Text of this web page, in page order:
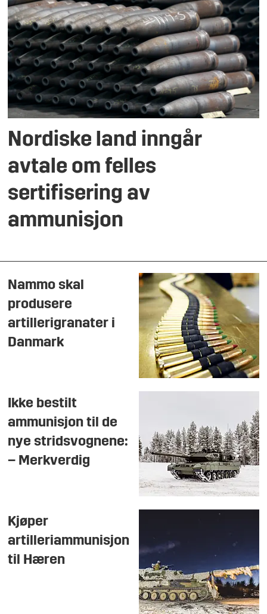
Nordiske land inngår
avtale om felles
sertifisering av
ammunisjon
Nammo skal
produsere
artillerigranater i
Danmark
Ikke bestilt
ammunisjon til de
nye stridsvognene:
– Merkverdig
Kjøper
artilleriammunisjon
til Hæren